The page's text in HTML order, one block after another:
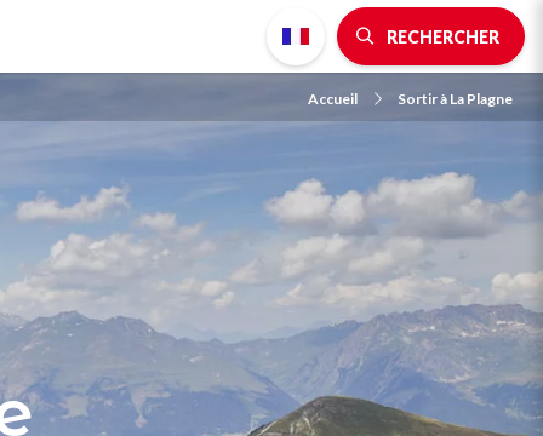
RECHERCHER
Accueil Sortir à La Plagne